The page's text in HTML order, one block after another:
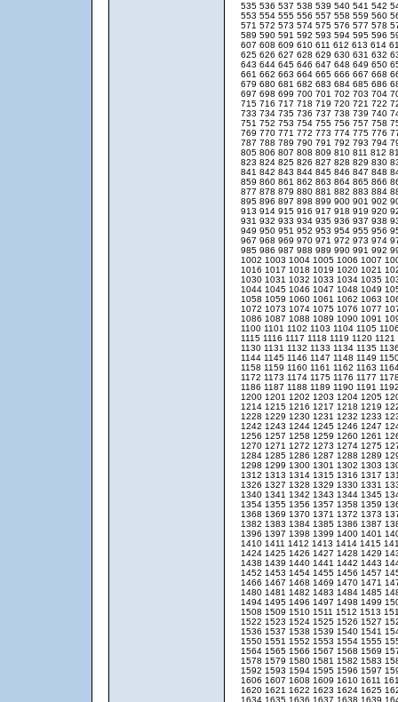
535 536 537 538 539 540 541 542
553 554 555 556 557 558 559 560
571 572 573 574 575 576 577 578
589 590 591 592 593 594 595 596
607 608 609 610 611 612 613 614
625 626 627 628 629 630 631 632
643 644 645 646 647 648 649 650
661 662 663 664 665 666 667 668
679 680 681 682 683 684 685 686
697 698 699 700 701 702 703 704
715 716 717 718 719 720 721 722
733 734 735 736 737 738 739 740
751 752 753 754 755 756 757 758
769 770 771 772 773 774 775 776
787 788 789 790 791 792 793 794
805 806 807 808 809 810 811 812
823 824 825 826 827 828 829 830
841 842 843 844 845 846 847 848
859 860 861 862 863 864 865 866
877 878 879 880 881 882 883 884
895 896 897 898 899 900 901 902
913 914 915 916 917 918 919 920
931 932 933 934 935 936 937 938
949 950 951 952 953 954 955 956
967 968 969 970 971 972 973 974
985 986 987 988 989 990 991 992
1002 1003 1004 1005 1006 1007
1016 1017 1018 1019 1020 1021
1030 1031 1032 1033 1034 1035
1044 1045 1046 1047 1048 1049
1058 1059 1060 1061 1062 1063
1072 1073 1074 1075 1076 1077
1086 1087 1088 1089 1090 1091
1100 1101 1102 1103 1104 1105
1115 1116 1117 1118 1119 1120 1121
1130 1131 1132 1133 1134 1135
1144 1145 1146 1147 1148 1149
1158 1159 1160 1161 1162 1163
1172 1173 1174 1175 1176 1177
1186 1187 1188 1189 1190 1191
1200 1201 1202 1203 1204 1205
1214 1215 1216 1217 1218 1219
1228 1229 1230 1231 1232 1233
1242 1243 1244 1245 1246 1247
1256 1257 1258 1259 1260 1261
1270 1271 1272 1273 1274 1275
1284 1285 1286 1287 1288 1289
1298 1299 1300 1301 1302 1303
1312 1313 1314 1315 1316 1317
1326 1327 1328 1329 1330 1331
1340 1341 1342 1343 1344 1345
1354 1355 1356 1357 1358 1359
1368 1369 1370 1371 1372 1373
1382 1383 1384 1385 1386 1387
1396 1397 1398 1399 1400 1401
1410 1411 1412 1413 1414 1415
1424 1425 1426 1427 1428 1429
1438 1439 1440 1441 1442 1443
1452 1453 1454 1455 1456 1457
1466 1467 1468 1469 1470 1471
1480 1481 1482 1483 1484 1485
1494 1495 1496 1497 1498 1499
1508 1509 1510 1511 1512 1513
1522 1523 1524 1525 1526 1527
1536 1537 1538 1539 1540 1541
1550 1551 1552 1553 1554 1555
1564 1565 1566 1567 1568 1569
1578 1579 1580 1581 1582 1583
1592 1593 1594 1595 1596 1597
1606 1607 1608 1609 1610 1611
1620 1621 1622 1623 1624 1625